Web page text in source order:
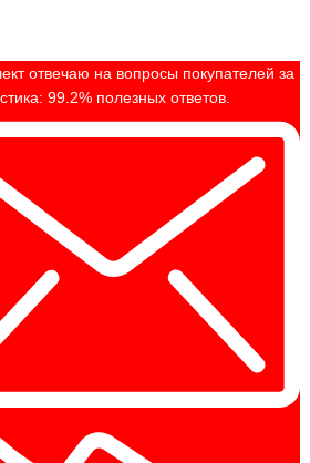
отвечаю на вопросы покупателей за
99.2% полезных ответов.